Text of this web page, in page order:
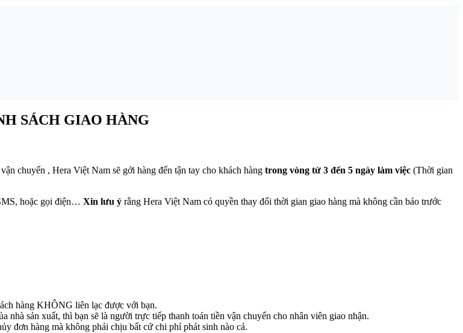
SÁCH GIAO HÀNG
chuyển , Hera Việt Nam sẽ gởi hàng đến tận tay cho khách hàng trong vòng từ 3 đến 5 ngày làm việc (Thời gian
hoặc gọi điện… Xin lưu ý rằng Hera Việt Nam có quyền thay đổi thời gian giao hàng mà không cần báo trước
hàng KHÔNG liên lạc được với bạn.
sản xuất, thì bạn sẽ là người trực tiếp thanh toán tiền vận chuyển cho nhân viên giao nhận.
đơn hàng mà không phải chịu bất cứ chi phí phát sinh nào cả.